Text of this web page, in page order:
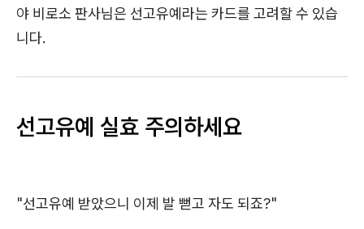
야 비로소 판사님은 선고유예라는 카드를 고려할 수 있습
니다.
선고유예 실효 주의하세요
"선고유예 받았으니 이제 발 뻗고 자도 되죠?"